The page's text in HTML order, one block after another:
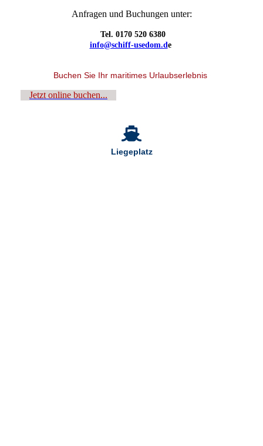
Anfragen und Buchungen unter:
Tel. 0170 520 6380
info@schiff-usedom.de
Buchen Sie Ihr maritimes Urlaubserlebnis
Jetzt online buchen...
Liegeplatz